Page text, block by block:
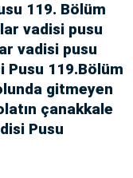
119. Bölüm
vadisi pusu
vadisi pusu
Pusu 119.Bölüm
gitmeyen
çanakkale
Pusu